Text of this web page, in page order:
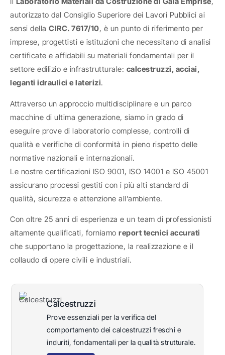
autorizzato dal Consiglio Superiore dei Lavori Pubblici ai
sensi della CIRC. 7617/10, è un punto di riferimento per
imprese, progettisti e istituzioni che necessitano di analisi
certificate e affidabili su materiali fondamentali per il
settore edilizio e infrastrutturale: calcestruzzi, acciai,
leganti idraulici e laterizi.
Attraverso un approccio multidisciplinare e un parco
macchine di ultima generazione, siamo in grado di
eseguire prove di laboratorio complesse, controlli di
qualità e verifiche di conformità in pieno rispetto delle
normative nazionali e internazionali.
Le nostre certificazioni ISO 9001, ISO 14001 e ISO 45001
assicurano processi gestiti con i più alti standard di
qualità, sicurezza e attenzione all’ambiente.
Con oltre 25 anni di esperienza e un team di professionisti
altamente qualificati, forniamo report tecnici accurati
che supportano la progettazione, la realizzazione e il
collaudo di opere civili e industriali.
Calcestruzzi
Prove essenziali per la verifica del
comportamento dei calcestruzzi freschi e
induriti, fondamentali per la qualità strutturale.